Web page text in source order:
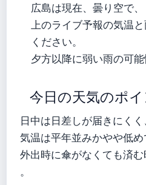
広島は現在、曇り空で、
上のライブ予報の気温
ください。
夕方以降に弱い雨の可能
今日の天気のポイ
日中は日差しが届きにくく
気温は平年並みかやや低め
外出時に傘がなくても済
。